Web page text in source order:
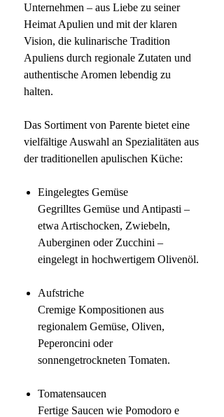
Unternehmen – aus Liebe zu seiner
Heimat Apulien und mit der klaren
Vision, die kulinarische Tradition
Apuliens durch regionale Zutaten und
authentische Aromen lebendig zu
halten.
Das Sortiment von Parente bietet eine
vielfältige Auswahl an Spezialitäten aus
der traditionellen apulischen Küche:
Eingelegtes Gemüse
Gegrilltes Gemüse und Antipasti –
etwa Artischocken, Zwiebeln,
Auberginen oder Zucchini –
eingelegt in hochwertigem Olivenöl.
Aufstriche
Cremige Kompositionen aus
regionalem Gemüse, Oliven,
Peperoncini oder
sonnengetrockneten Tomaten.
Tomatensaucen
Fertige Saucen wie Pomodoro e